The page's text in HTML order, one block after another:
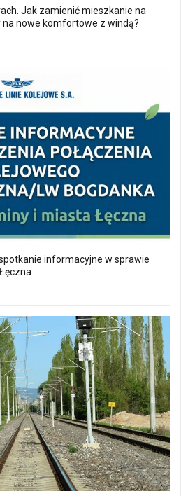
Jak zamienić mieszkanie na
nowe komfortowe z windą?
informacyjne w sprawie